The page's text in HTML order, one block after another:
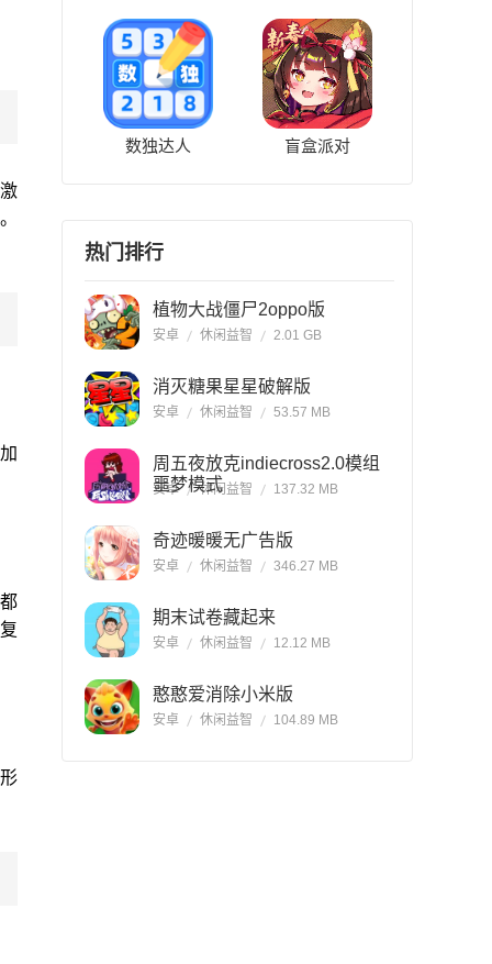
数独达人 盲盒派对
热门排行
植物大战僵尸2oppo版
安卓 休闲益智 2.01 GB
消灭糖果星星破解版
安卓 休闲益智 53.57 MB
周五夜放克indiecross2.0模组
噩梦模式
安卓 休闲益智 137.32 MB
奇迹暖暖无广告版
安卓 休闲益智 346.27 MB
期末试卷藏起来
安卓 休闲益智 12.12 MB
憨憨爱消除小米版
安卓 休闲益智 104.89 MB